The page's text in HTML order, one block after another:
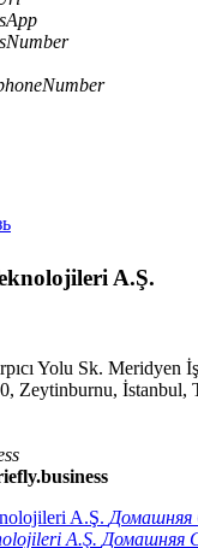
A.Ş.
Yolu Sk. Meridyen
, Zeytinburnu, İstanbul,
Домашняя